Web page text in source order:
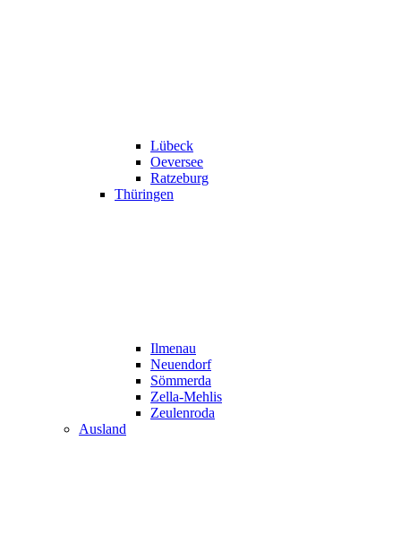
Lübeck
Oeversee
Ratzeburg
Thüringen
Ilmenau
Neuendorf
Sömmerda
Zella-Mehlis
Zeulenroda
Ausland